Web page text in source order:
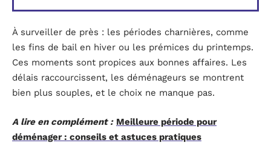
À surveiller de près : les périodes charnières, comme
les fins de bail en hiver ou les prémices du printemps.
Ces moments sont propices aux bonnes affaires. Les
délais raccourcissent, les déménageurs se montrent
bien plus souples, et le choix ne manque pas.
A lire en complément : Meilleure période pour
déménager : conseils et astuces pratiques